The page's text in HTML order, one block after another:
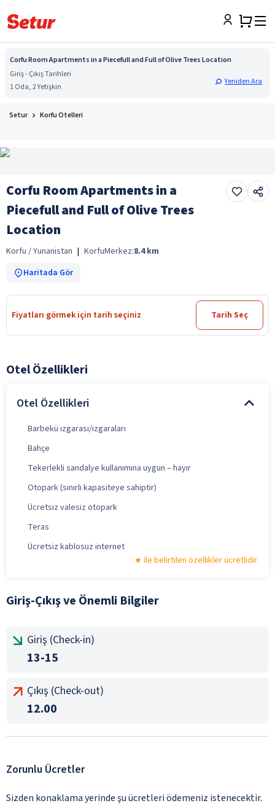
Corfu Room Apartments in a Piecefull and Full of Olive Trees Location
Giriş - Çıkış Tarihleri
1 Oda, 2 Yetişkin
Yeniden Ara
Setur Korfu Otelleri
Corfu Room Apartments in a
Piecefull and Full of Olive Trees
Location
Korfu / Yunanistan | KorfuMerkez:8.4 km
Haritada Gör
Fiyatları görmek için tarih seçiniz Tarih Seç
Otel Özellikleri
Otel Özellikleri
Barbekü ızgarası/ızgaraları
Bahçe
Tekerlekli sandalye kullanımına uygun – hayır
Otopark (sınırlı kapasiteye sahiptir)
Ücretsiz valesiz otopark
Teras
Ücretsiz kablosuz internet
ile belirtilen özellikler ücretlidir.
Giriş-Çıkış ve Önemli Bilgiler
Giriş (Check-in)
13-15
Çıkış (Check-out)
12.00
Zorunlu Ücretler
Sizden konaklama yerinde şu ücretleri ödemeniz istenecektir.